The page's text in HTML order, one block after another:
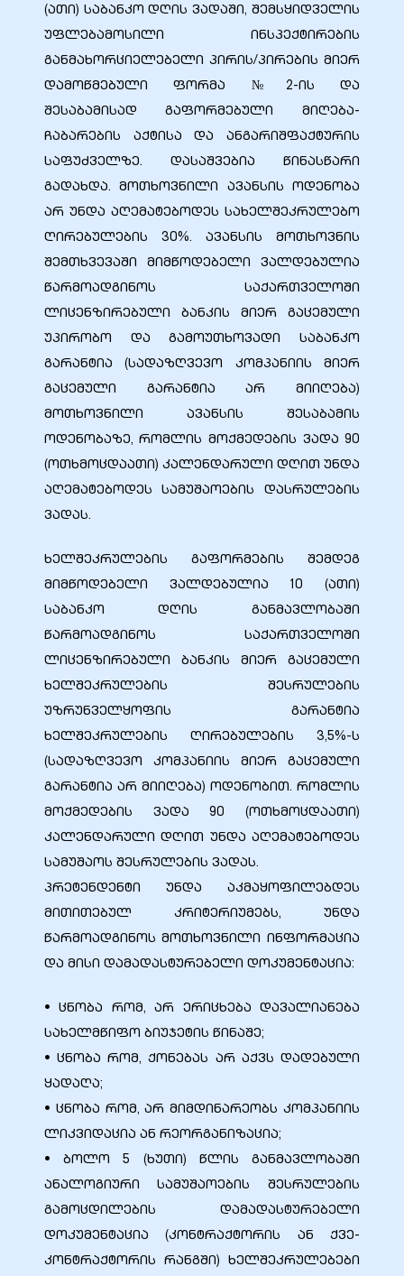
(ათი) საბანკო დღის ვადაში, შემსყიდველის
უფლებამოსილი ინსპექტირების
განმახორციელებელი პირის/პირების მიერ
დამოწმებული ფორმა №2-ის და
შესაბამისად გაფორმებული მიღება-
ჩაბარების აქტისა და ანგარიშფაქტურის
საფუძველზე. დასაშვებია წინასწარი
გადახდა. მოთხოვნილი ავანსის ოდენობა
არ უნდა აღემატებოდეს სახელშეკრულებო
ღირებულების 30%. ავანსის მოთხოვნის
შემთხვევაში მიმწოდებელი ვალდებულია
წარმოადგინოს საქართველოში
ლიცენზირებული ბანკის მიერ გაცემული
უპირობო და გამოუთხოვადი საბანკო
გარანტია (სადაზღვევო კომპანიის მიერ
გაცემული გარანტია არ მიიღება)
მოთხოვნილი ავანსის შესაბამის
ოდენობაზე, რომლის მოქმედების ვადა 90
(ოთხმოცდაათი) კალენდარული დღით უნდა
აღემატებოდეს სამუშაოების დასრულების
ვადას.
ხელშეკრულების გაფორმების შემდეგ
მიმწოდებელი ვალდებულია 10 (ათი)
საბანკო დღის განმავლობაში
წარმოადგინოს საქართველოში
ლიცენზირებული ბანკის მიერ გაცემული
ხელშეკრულების შესრულების
უზრუნველყოფის გარანტია
ხელშეკრულების ღირებულების 3,5%-ს
(სადაზღვევო კომპანიის მიერ გაცემული
გარანტია არ მიიღება) ოდენობით. რომლის
მოქმედების ვადა 90 (ოთხმოცდაათი)
კალენდარული დღით უნდა აღემატებოდეს
სამუშაოს შესრულების ვადას.
პრეტენდენტი უნდა აკმაყოფილებდეს
მითითებულ კრიტერიუმებს, უნდა
წარმოადგინოს მოთხოვნილი ინფორმაცია
და მისი დამადასტურებელი დოკუმენტაცია:
• ცნობა რომ, არ ერიცხება დავალიანება
სახელმწიფო ბიუჯეტის წინაშე;
• ცნობა რომ, ქონებას არ აქვს დადებული
ყადაღა;
• ცნობა რომ, არ მიმდინარეობს კომპანიის
ლიკვიდაცია ან რეორგანიზაცია;
• ბოლო 5 (ხუთი) წლის განმავლობაში
ანალოგიური სამუშაოების შესრულების
გამოცდილების დამადასტურებელი
დოკუმენტაცია (კონტრაქტორის ან ქვე-
კონტრაქტორის რანგში) ხელშეკრულებები